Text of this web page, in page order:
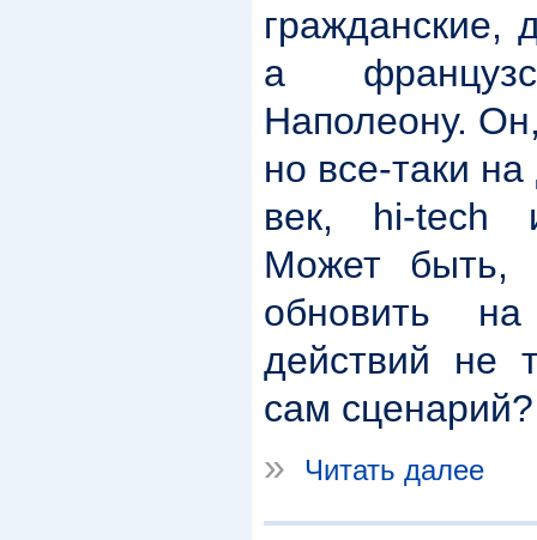
гражданские,
а
Наполеону.
но все-таки
век, hi-tech
Может быть,
обновить
действий не
сам сценарий?
»
Читать далее